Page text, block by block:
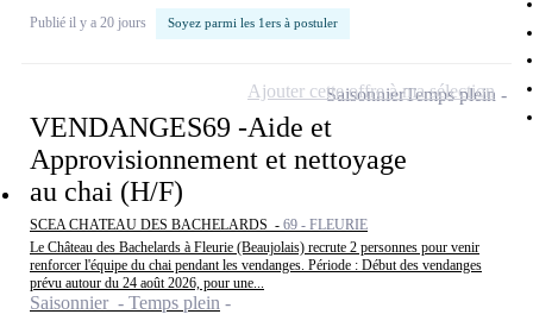
Publié il y a 20 jours Soyez parmi les 1ers à postuler
VENDANGES69 -Aide et
Approvisionnement et nettoyage
au chai (H/F)
SCEA CHATEAU DES BACHELARDS - 69 - FLEURIE
Le Château des Bachelards à Fleurie (Beaujolais) recrute 2 personnes pour venir
renforcer l'équipe du chai pendant les vendanges. Période : Début des vendanges
prévu autour du 24 août 2026, pour une...
Saisonnier - Temps plein
SaisonnierTemps plein
Ajouter cette offre à ma sélection